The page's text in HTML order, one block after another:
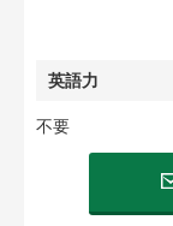
英語力
不要